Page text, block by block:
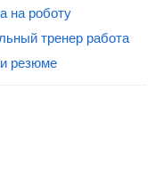
на роботу
тренер работа
резюме